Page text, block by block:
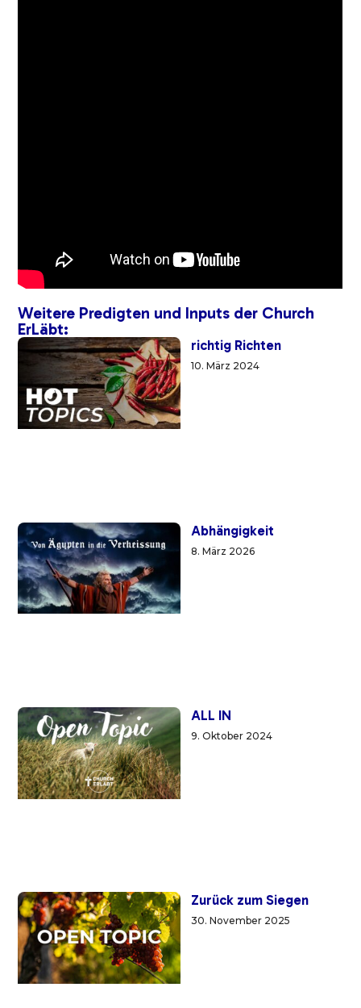
Weitere Predigten und Inputs der Church
ErLäbt:
richtig Richten
10. März 2024
Abhängigkeit
8. März 2026
ALL IN
9. Oktober 2024
Zurück zum Siegen
30. November 2025